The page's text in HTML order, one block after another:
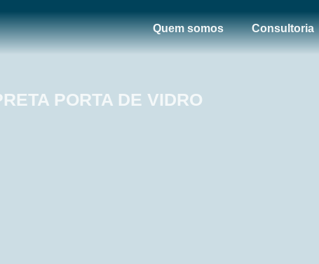
Quem somos Consultoria
PORTA DE VIDRO